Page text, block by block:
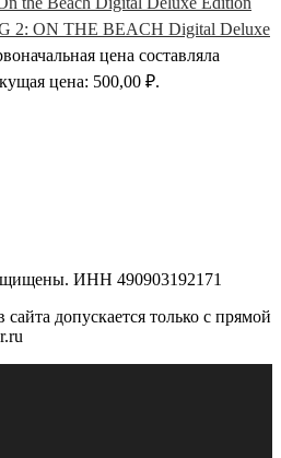
2: ON THE BEACH Digital Deluxe
цена составляла
цена: 500,00 ₽.
ИНН 490903192171
допускается только с прямой